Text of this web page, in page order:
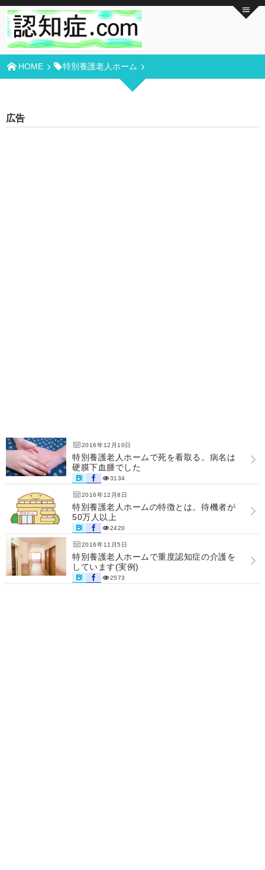
HOME 特別養護老人ホーム
広告
2016年12月10日
特別養護老人ホームで死を看取る。病名は
硬膜下血腫でした
3134
2016年12月8日
特別養護老人ホームの特徴とは。待機者が
50万人以上
2420
2016年11月5日
特別養護老人ホームで重度認知症の介護を
しています(実例)
2573